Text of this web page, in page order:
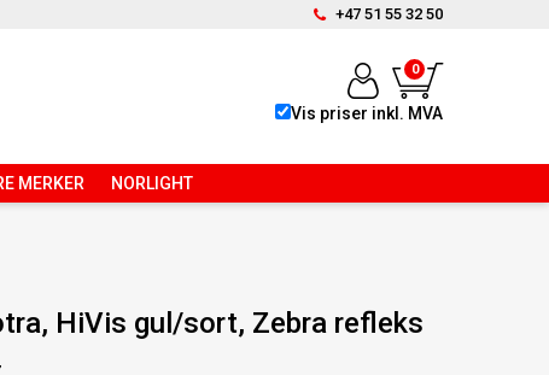
+47 51 55 32 50
0
Vis priser inkl. MVA
MERKER NORLIGHT
HiVis gul/sort, Zebra refleks